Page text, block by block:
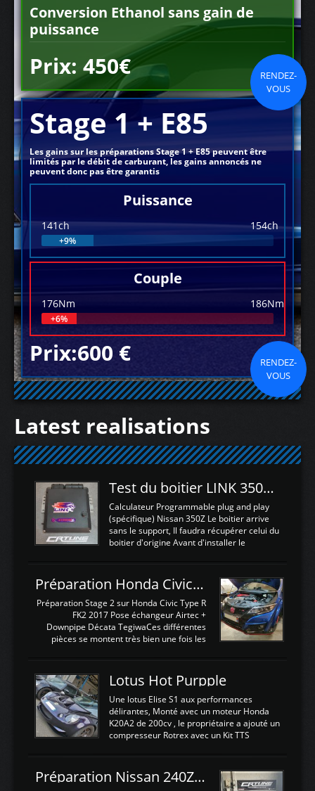
Conversion Ethanol sans gain de
puissance
Prix: 450€
RENDEZ-
VOUS
Stage 1 + E85
Les gains sur les préparations Stage 1 + E85 peuvent être
limités par le débit de carburant, les gains annoncés ne
peuvent donc pas être garantis
Puissance
141ch 154ch
+9%
Couple
176Nm 186Nm
+6%
Prix:600 €
RENDEZ-
VOUS
Latest realisations
Test du boitier LINK 350Z Plugin ECU
Calculateur Programmable plug and play
(spécifique) Nissan 350Z Le boitier arrive
sans le support, Il faudra récupérer celui du
boitier d'origine Avant d'installer le
d'envoyer l'information de la large bande
dans le boitier. sydney sweeney deepfake
La sortie 0-5V de l'afr sera connectée sur
l'entrée AN Volt 8 et GndAN pour
Analogique, et Volt car l'information est une
tension (Pas une résistance variable d'un
est temps de brancher le ...
Préparation Honda Civic Type R FK2
Préparation Stage 2 sur Honda Civic Type R
FK2 2017 Pose échangeur Airtec +
Downpipe Décata TegiwaCes différentes
pièces se montent très bien une fois les
légere découpe du plastique inferieur,
negénant en rien la structure ou le
fonctionnement du fond plat. Une
reprogrammation Stage 2 est faite sur le
calculateur d'origine. Une alternative
économique au passage sur Hondata
d'origine 310cv et 400Nn , Une fois
reprogrammé et les ...
Lotus Hot Purpple
Une lotus Elise S1 aux performances
délirantes, Monté avec un moteur Honda
K20A2 de 200cv , le propriétaire a ajouté un
compresseur Rotrex avec un Kit TTS
d'augmenter la puissance de son moteur:
un watercooler a été ajouté. 300Cv sans
Préparation Nissan 240Z SR20DET